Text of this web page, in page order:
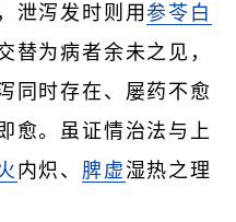
，泄泻发时则用 参苓白
替为病者余未之见，
同时存在、屡药不愈
愈。虽证情治法与上
内炽、 脾虚湿热之理